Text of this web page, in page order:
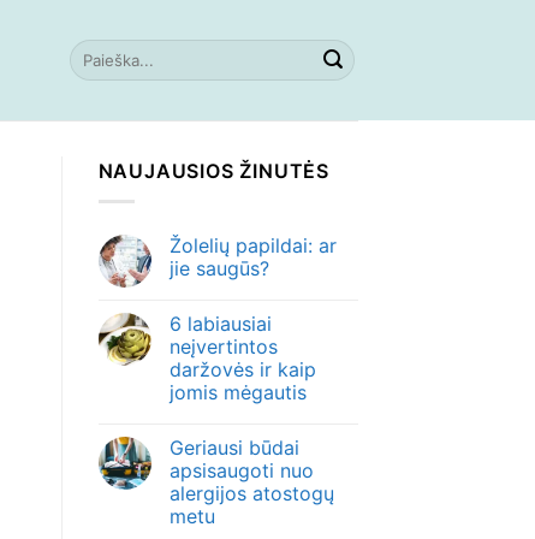
NAUJAUSIOS ŽINUTĖS
Žolelių papildai: ar
jie saugūs?
6 labiausiai
neįvertintos
daržovės ir kaip
jomis mėgautis
Geriausi būdai
apsisaugoti nuo
alergijos atostogų
metu